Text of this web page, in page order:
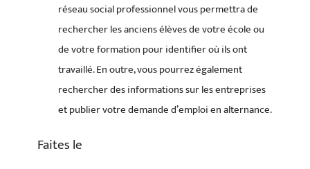
réseau social professionnel vous permettra de
rechercher les anciens élèves de votre école ou
de votre formation pour identifier où ils ont
travaillé. En outre, vous pourrez également
rechercher des informations sur les entreprises
et publier votre demande d’emploi en alternance.
Faites le